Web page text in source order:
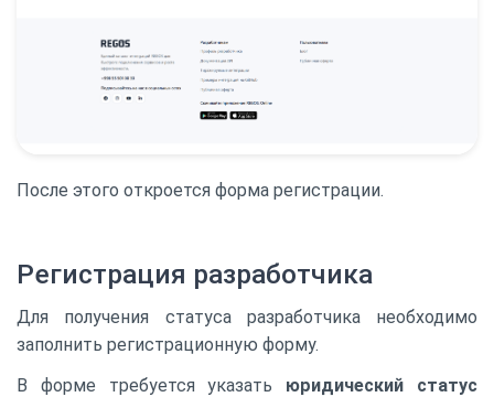
После этого откроется форма регистрации.
Регистрация разработчика
Для получения статуса разработчика необходимо
заполнить регистрационную форму.
В форме требуется указать юридический статус